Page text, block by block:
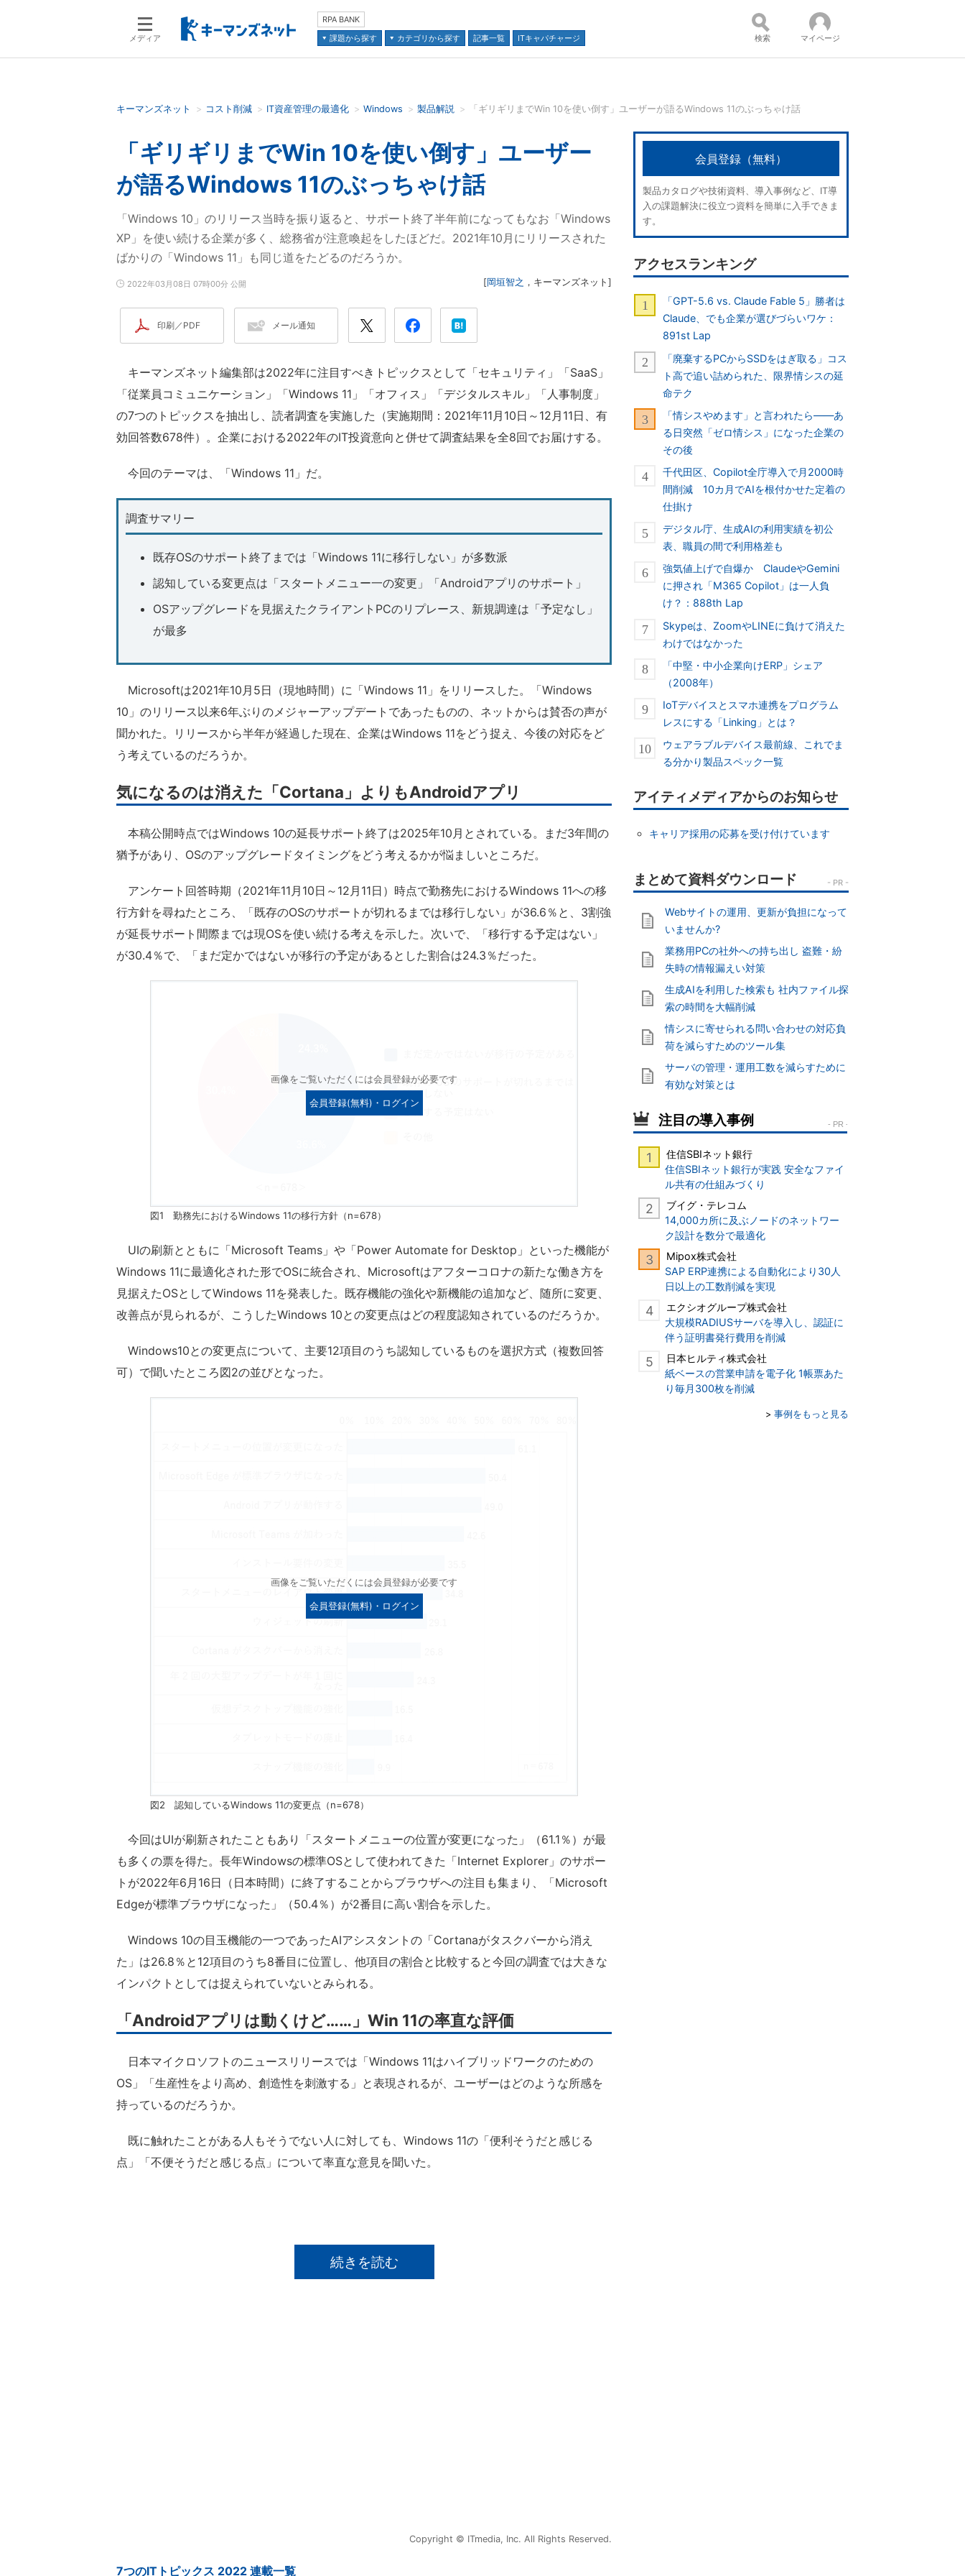
メディア
RPA BANK
課題から探す
カテゴリから探す 記事一覧 ITキャパチャージ
検索語を入力してください コンテンツ：
並び順：
検索 マイページ
キーマンズネット コスト削減 IT資産管理の最適化 Windows 製品解説 「ギリギリまでWin 10を使い倒す」ユーザーが語るWindows 11のぶっちゃけ話
「ギリギリまでWin 10を使い倒す」ユーザー
が語るWindows 11のぶっちゃけ話
「Windows 10」のリリース当時を振り返ると、サポート終了半年前になってもなお「Windows
XP」を使い続ける企業が多く、総務省が注意喚起をしたほどだ。2021年10月にリリースされた
ばかりの「Windows 11」も同じ道をたどるのだろうか。
2022年03月08日 07時00分 公開 [岡垣智之 ， キーマンズネット ]
印刷／PDF メール通知
キーマンズネット編集部は2022年に注目すべきトピックスとして「セキュリティ」「SaaS」
「従業員コミュニケーション」「Windows 11」「オフィス」「デジタルスキル」「人事制度」
の7つのトピックスを抽出し、読者調査を実施した（実施期間：2021年11月10日～12月11日、有
効回答数678件）。企業における2022年のIT投資意向と併せて調査結果を全8回でお届けする。
今回のテーマは、「Windows 11」だ。
調査サマリー
既存OSのサポート終了までは「Windows 11に移行しない」が多数派
認知している変更点は「スタートメニュー一の変更」「Androidアプリのサポート」
OSアップグレードを見据えたクライアントPCのリプレース、新規調達は「予定なし」
が最多
Microsoftは2021年10月5日（現地時間）に「Windows 11」をリリースした。「Windows
10」のリリース以来6年ぶりのメジャーアップデートであったものの、ネットからは賛否の声が
聞かれた。リリースから半年が経過した現在、企業はWindows 11をどう捉え、今後の対応をど
う考えているのだろうか。
気になるのは消えた「Cortana」よりもAndroidアプリ
本稿公開時点ではWindows 10の延長サポート終了は2025年10月とされている。まだ3年間の
猶予があり、OSのアップグレードタイミングをどう考えるかが悩ましいところだ。
アンケート回答時期（2021年11月10日～12月11日）時点で勤務先におけるWindows 11への移
行方針を尋ねたところ、「既存のOSのサポートが切れるまでは移行しない」が36.6％と、3割強
が延長サポート間際までは現OSを使い続ける考えを示した。次いで、「移行する予定はない」
が30.4％で、「まだ定かではないが移行の予定があるとした割合は24.3％だった。
画像をご覧いただくには会員登録が必要です
会員登録(無料)・ログイン
図1 勤務先におけるWindows 11の移行方針（n=678）
UIの刷新とともに「Microsoft Teams」や「Power Automate for Desktop」といった機能が
Windows 11に最適化された形でOSに統合され、Microsoftはアフターコロナの新たな働き方を
見据えたOSとしてWindows 11を発表した。既存機能の強化や新機能の追加など、随所に変更、
改善点が見られるが、こうしたWindows 10との変更点はどの程度認知されているのだろうか。
Windows10との変更点について、主要12項目のうち認知しているものを選択方式（複数回答
可）で聞いたところ図2の並びとなった。
画像をご覧いただくには会員登録が必要です
会員登録(無料)・ログイン
図2 認知しているWindows 11の変更点（n=678）
今回はUIが刷新されたこともあり「スタートメニューの位置が変更になった」（61.1％）が最
も多くの票を得た。長年Windowsの標準OSとして使われてきた「Internet Explorer」のサポー
トが2022年6月16日（日本時間）に終了することからブラウザへの注目も集まり、「Microsoft
Edgeが標準ブラウザになった」（50.4％）が2番目に高い割合を示した。
Windows 10の目玉機能の一つであったAIアシスタントの「Cortanaがタスクバーから消え
た」は26.8％と12項目のうち8番目に位置し、他項目の割合と比較すると今回の調査では大きな
インパクトとしては捉えられていないとみられる。
「Androidアプリは動くけど……」Win 11の率直な評価
日本マイクロソフトのニュースリリースでは「Windows 11はハイブリッドワークのための
OS」「生産性をより高め、創造性を刺激する」と表現されるが、ユーザーはどのような所感を
持っているのだろうか。
既に触れたことがある人もそうでない人に対しても、Windows 11の「便利そうだと感じる
点」「不便そうだと感じる点」について率直な意見を聞いた。
続きを読む
Copyright © ITmedia, Inc. All Rights Reserved.
7つのITトピックス 2022 連載一覧
会員登録（無料）
製品カタログや技術資料、導入事例など、IT導
入の課題解決に役立つ資料を簡単に入手できま
す。
アクセスランキング
「GPT-5.6 vs. Claude Fable 5」勝者は
Claude、でも企業が選びづらいワケ：
891st Lap
「廃棄するPCからSSDをはぎ取る」コス
ト高で追い詰められた、限界情シスの延
命テク
「情シスやめます」と言われたら――あ
る日突然「ゼロ情シス」になった企業の
その後
千代田区、Copilot全庁導入で月2000時
間削減 10カ月でAIを根付かせた定着の
仕掛け
デジタル庁、生成AIの利用実績を初公
表、職員の間で利用格差も
強気値上げで自爆か ClaudeやGemini
に押され「M365 Copilot」は一人負
け？：888th Lap
Skypeは、ZoomやLINEに負けて消えた
わけではなかった
「中堅・中小企業向けERP」シェア
（2008年）
IoTデバイスとスマホ連携をプログラム
レスにする「Linking」とは？
ウェアラブルデバイス最前線、これでま
る分かり製品スペック一覧
アイティメディアからのお知らせ
キャリア採用の応募を受け付けています
Webサイトの運用、更新が負担になって
いませんか?
業務用PCの社外への持ち出し 盗難・紛
失時の情報漏えい対策
生成AIを利用した検索も 社内ファイル探
索の時間を大幅削減
情シスに寄せられる問い合わせの対応負
荷を減らすためのツール集
サーバの管理・運用工数を減らすために
有効な対策とは